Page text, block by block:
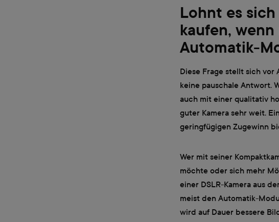
Lohnt es
kaufen,
Automatik-
Diese Frage stellt sich vor
keine pauschale Antwort.
auch mit einer qualitativ
guter Kamera sehr weit.
geringfügigen Zugewinn
Wer mit seiner
möchte oder sich mehr
einer DSLR-Kamera aus
meist den Automatik-
wird auf Dauer bessere